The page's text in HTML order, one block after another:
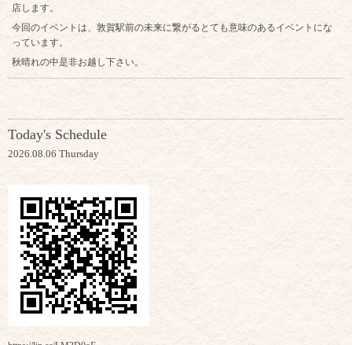
店します。
今回のイベントは、敦賀駅前の未来に繋がるとても意味のあるイベントにな
っています。
秋晴れの中是非お越し下さい。
Today's Schedule
2026.08.06 Thursday